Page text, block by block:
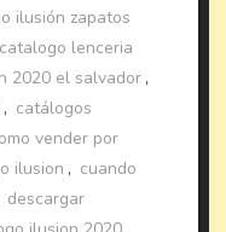
ilusión zapatos
catalogo lenceria
2020 el salvador ,
, catálogos
vender por
ilusion , cuando
descargar